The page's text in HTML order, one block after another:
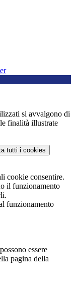
si avvalgono di
finalità illustrate
tutti i cookies
cookie consentire.
il funzionamento
funzionamento
essere
pagina della